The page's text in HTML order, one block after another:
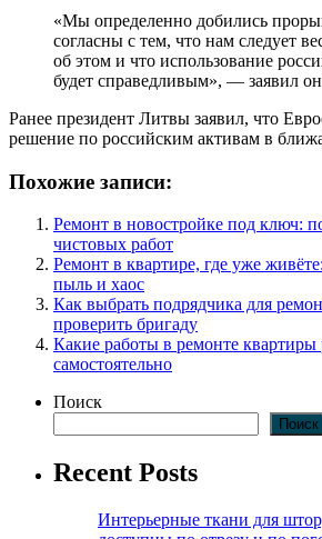
«Мы определенно добились
согласны с тем, что нам следует
об этом и что использование
будет справедливым», — заявил
Ранее президент Литвы заявил, что
решение по российским активам в
Похожие записи:
Ремонт в новостройке под ключ:
чистовых работ
Ремонт в квартире, где уже
пыль и хаос
Как выбрать подрядчика для
проверить бригаду
Какие работы в ремонте квартиры
самостоятельно
Поиск
Поиск
Recent Posts
Интерьерные ткани для